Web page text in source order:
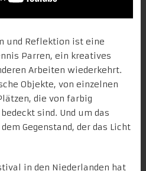
und Reflektion ist eine
Parren, ein kreatives
Arbeiten wiederkehrt.
Objekte, von einzelnen
die von farbig
sind. Und um das
Gegenstand, der das Licht
in den Niederlanden hat